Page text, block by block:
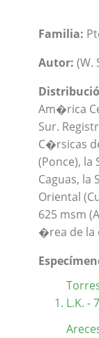
Familia:
Autor: (W.
Am�rica
Sur.
C�rsicas
(Ponce), la
Caguas, la
Oriental
625 msm
�rea de la
L.K. - 7